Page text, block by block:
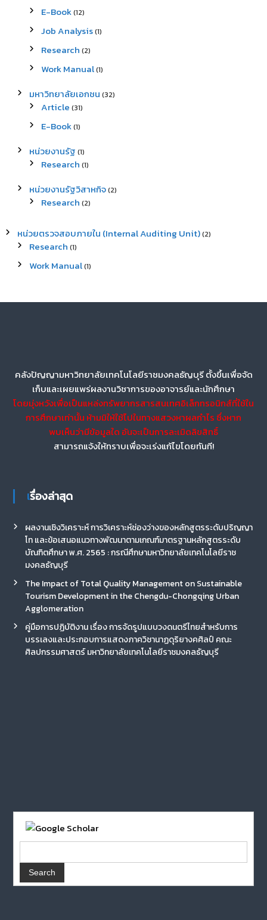
E-Book(12)
Job Analysis(1)
Research (2)
Work Manual(1)
มหาวิทยาลัยเอกชน (32)
Article (31)
E-Book(1)
หน่วยงานรัฐ (1)
Research (1)
หน่วยงานรัฐวิสาหกิจ(2)
Research (2)
หน่วยตรวจสอบภายใน (Internal Auditing Unit)(2)
Research (1)
Work Manual(1)
คลังปัญญามหาวิทยาลัยเทคโนโลยีราชมงคลธัญบุรี ตั้งขึ้นเพื่อจัด
เก็บและเผยแพร่ผลงานวิชาการของอาจารย์และนักศึกษา
โดยมุ่งหวังเพื่อเป็นแหล่งทรัพยากรสารสนเทศอิเล็กทรอนิกส์ที่ใช้ใน
การศึกษาเท่านั้น ห้ามมิให้ใช้ไปในทางแสวงหาผลกำไร ซึ่งหาก
พบเห็นว่ามีข้อมูลใด อันจะเป็นการละเมิดลิขสิทธิ์
สามารถแจ้งให้ทราบเพื่อจะเร่งแก้ไขโดยทันที!
เรื่องล่าสุด
ผลงานเชิงวิเคราะห์ การวิเคราะห์ช่องว่างของหลักสูตรระดับปริญญา
โท และข้อเสนอแนวทางพัฒนาตามเกณฑ์มาตรฐานหลักสูตรระดับ
บัณฑิตศึกษา พ.ศ. 2565 : กรณีศึกษามหาวิทยาลัยเทคโนโลยีราช
มงคลธัญบุรี
The Impact of Total Quality Management on Sustainable
Tourism Development in the Chengdu-Chongqing Urban
Agglomeration
คู่มือการปฏิบัติงาน เรื่อง การจัดรูปแบบวงดนตรีไทยสำหรับการ
บรรเลงและประกอบการแสดงภาควิชานาฏดุริยางคศิลป์ คณะ
ศิลปกรรมศาสตร์ มหาวิทยาลัยเทคโนโลยีราชมงคลธัญบุรี